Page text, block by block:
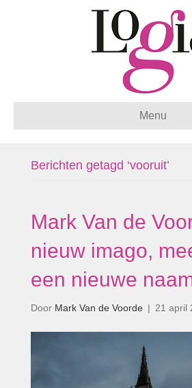
Menu
Berichten getagd ‘vooruit’
Mark Van de
nieuw imago,
een nieuwe
Door Mark Van de Voorde | 21 april